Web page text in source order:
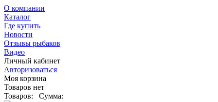
О компании
Каталог
Где купить
Новости
Отзывы рыбаков
Видео
Личный кабинет
Авторизоваться
Моя корзина
Товаров нет
Товаров:
Сумма: